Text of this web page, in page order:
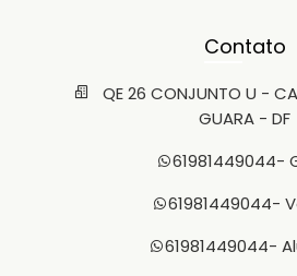
Contato
QE 26 CONJUNTO U -
GUARA - DF
61981449044-
61981449044-
61981449044-